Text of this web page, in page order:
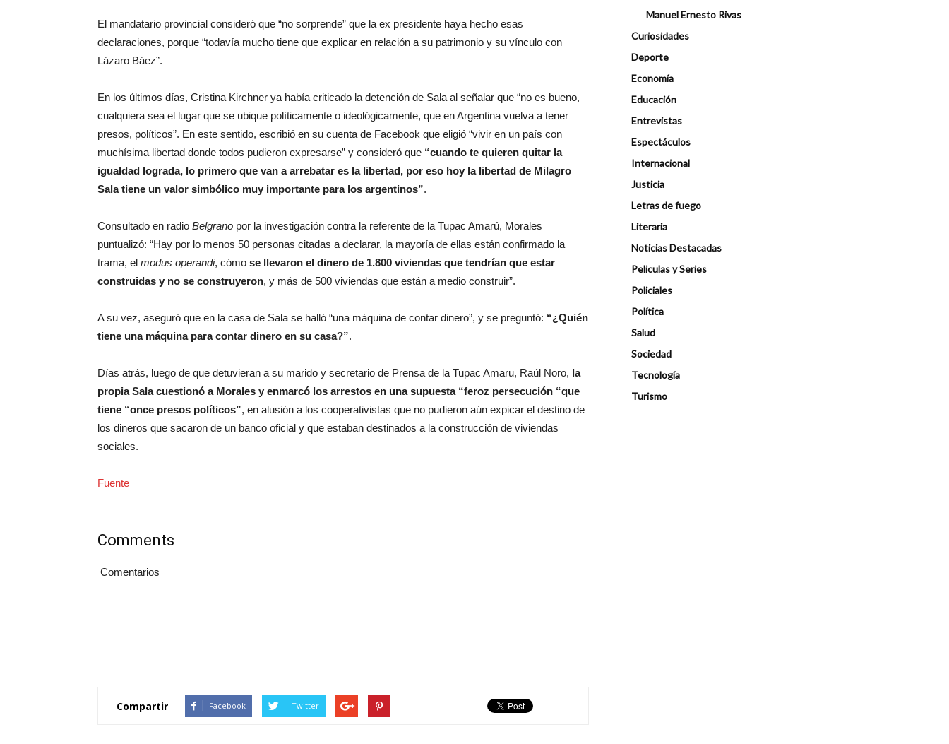
El mandatario provincial consideró que “no sorprende” que la ex presidente haya hecho esas
declaraciones, porque “todavía mucho tiene que explicar en relación a su patrimonio y su vínculo con
Lázaro Báez”.
En los últimos días, Cristina Kirchner ya había criticado la detención de Sala al señalar que “no es bueno,
cualquiera sea el lugar que se ubique políticamente o ideológicamente, que en Argentina vuelva a tener
presos, políticos”. En este sentido, escribió en su cuenta de Facebook que eligió “vivir en un país con
muchísima libertad donde todos pudieron expresarse” y consideró que “cuando te quieren quitar la
igualdad lograda, lo primero que van a arrebatar es la libertad, por eso hoy la libertad de Milagro
Sala tiene un valor simbólico muy importante para los argentinos”.
Consultado en radio Belgrano por la investigación contra la referente de la Tupac Amarú, Morales
puntualizó: “Hay por lo menos 50 personas citadas a declarar, la mayoría de ellas están confirmado la
trama, el modus operandi, cómo se llevaron el dinero de 1.800 viviendas que tendrían que estar
construidas y no se construyeron, y más de 500 viviendas que están a medio construir”.
A su vez, aseguró que en la casa de Sala se halló “una máquina de contar dinero”, y se preguntó: “¿Quién
tiene una máquina para contar dinero en su casa?”.
Días atrás, luego de que detuvieran a su marido y secretario de Prensa de la Tupac Amaru, Raúl Noro, la
propia Sala cuestionó a Morales y enmarcó los arrestos en una supuesta “feroz persecución “que
tiene “once presos políticos”, en alusión a los cooperativistas que no pudieron aún expicar el destino de
los dineros que sacaron de un banco oficial y que estaban destinados a la construcción de viviendas
sociales.
Fuente
Comments
Comentarios
Compartir Facebook Twitter
Manuel Ernesto Rivas
Curiosidades
Deporte
Economía
Educación
Entrevistas
Espectáculos
Internacional
Justicia
Letras de fuego
Literaria
Noticias Destacadas
Peliculas y Series
Policiales
Política
Salud
Sociedad
Tecnología
Turismo